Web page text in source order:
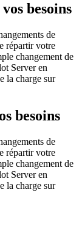
besoins
de
répartir votre
changement de
Server en
la charge sur
besoins
de
répartir votre
changement de
Server en
la charge sur